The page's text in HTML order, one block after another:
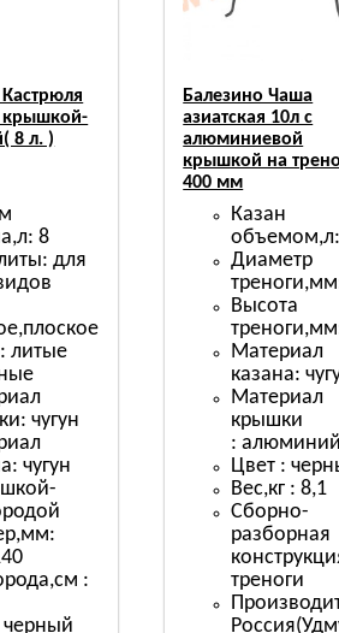
крышкой-
8 л. )
8
для
литые
чугун
чугун
:
черный
Балезино Чаша
азиатская 10л с
алюминиевой
крышкой на
400 мм
Казан
Диаметр
Высота
Материал
казана:
Материал
крышки
: алюминий
Цвет :
Вес,кг : 8,1
Сборно-
разборная
треноги